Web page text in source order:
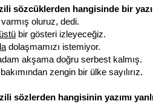
sözcüklerden hangisinde bir
oluruz, dedi.
bir gösteri izleyeceğiz.
dolaşmamızı istemiyor.
akşama doğru serbest kalmış.
zengin bir ülke sayılırız.
sözlerden hangisinin yazımı